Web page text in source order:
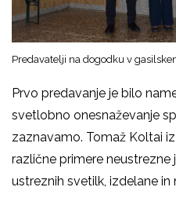
Predavatelji na dogodku v
Prvo predavanje je bilo
svetlobno onesnaževanje
zaznavamo. Tomaž Koltai
različne primere
ustreznih svetilk, izdelane